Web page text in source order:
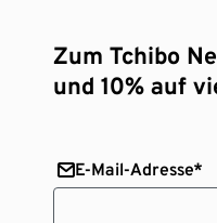
Zum Tchibo
und 10% auf
E-Mail-Adresse*